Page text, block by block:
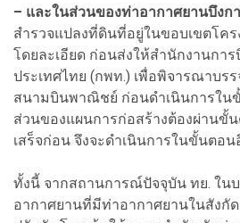
– และในส่วนของท่าอากาศยานบึงก
สำรวจแปลงที่ดินที่อยู่ในขอบเขตโคร
โดยละเอียด ก่อนส่งให้สำนักงานกา
ประเทศไทย (กพท.) เพื่อพิจารณาบร
สนามบินพาณิชย์ ก่อนดำเนินการใน
ส่วนของแผนการก่อสร้างต้องผ่านขั้
เสร็จก่อน จึงจะดำเนินการในขั้นตอน
ทั้งนี้ จากสถานการณ์ปัจจุบัน ทย. ใน
อากาศยานที่มีท่าอากาศยานในสังกั